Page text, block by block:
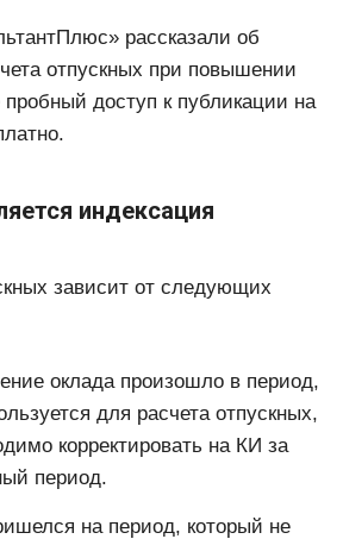
рассказали об
отпускных при повышении
доступ к публикации на
индексация
зависит от следующих
оклада произошло в период,
для расчета отпускных,
корректировать на КИ за
период.
на период, который не